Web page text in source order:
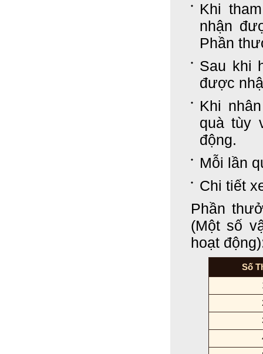
Khi
nhận
Phần
Sau khi
được
Khi
quà tùy
động.
Mỗi lần
Chi tiết
Phần
(Một số
hoạt
Số